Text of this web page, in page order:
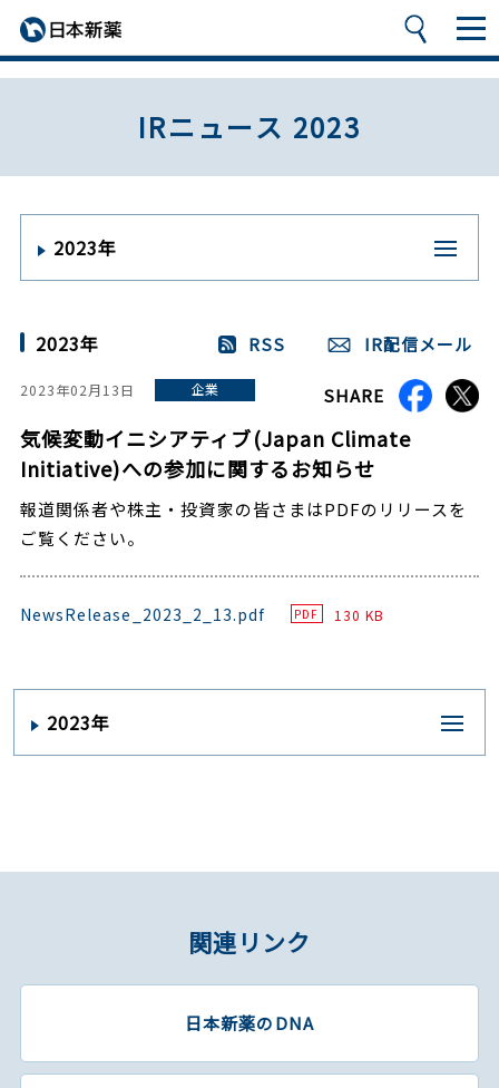
IRニュース 2023
2023年
2023年 RSS IR配信メール
2023年02月13日 企業 SHARE
気候変動イニシアティブ(Japan Climate
Initiative)への参加に関するお知らせ
報道関係者や株主・投資家の皆さまはPDFのリリースを
ご覧ください。
NewsRelease_2023_2_13.pdf PDF 130 KB
2023年
関連リンク
日本新薬のDNA